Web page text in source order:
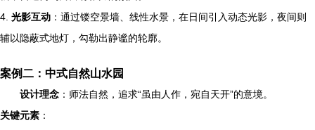
4. 光影互动 ：通过镂空景墙、线性水景，在日间引入动态光影，夜间则
辅以隐蔽式地灯，勾勒出静谧的轮廓。
案例二：中式自然山水园
设计理念 ：师法自然，追求“虽由人作，宛自天开”的意境。
关键元素 ：